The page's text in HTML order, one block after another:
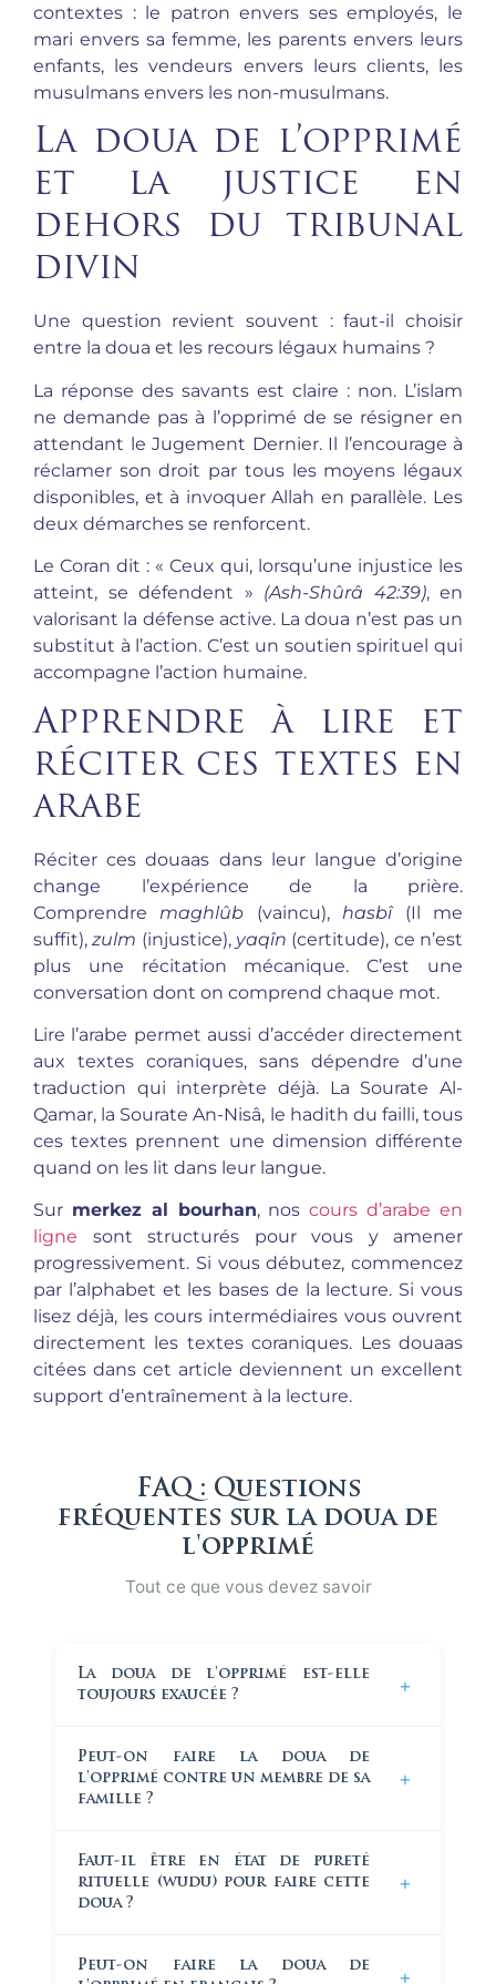
contextes : le patron envers ses employés, le
mari envers sa femme, les parents envers leurs
enfants, les vendeurs envers leurs clients, les
musulmans envers les non-musulmans.
La doua de l’opprimé
et la justice en
dehors du tribunal
divin
Une question revient souvent : faut-il choisir
entre la doua et les recours légaux humains ?
La réponse des savants est claire : non. L’islam
ne demande pas à l’opprimé de se résigner en
attendant le Jugement Dernier. Il l’encourage à
réclamer son droit par tous les moyens légaux
disponibles, et à invoquer Allah en parallèle. Les
deux démarches se renforcent.
Le Coran dit : « Ceux qui, lorsqu’une injustice les
atteint, se défendent » (Ash-Shûrâ 42:39), en
valorisant la défense active. La doua n’est pas un
substitut à l’action. C’est un soutien spirituel qui
accompagne l’action humaine.
Apprendre à lire et
réciter ces textes en
arabe
Réciter ces douaas dans leur langue d’origine
change l’expérience de la prière.
Comprendre maghlûb (vaincu), hasbî(Il me
suffit),zulm (injustice), yaqîn (certitude), ce n’est
plus une récitation mécanique. C’est une
conversation dont on comprend chaque mot.
Lire l’arabe permet aussi d’accéder directement
aux textes coraniques, sans dépendre d’une
traduction qui interprète déjà. La Sourate Al-
Qamar, la Sourate An-Nisâ, le hadith du failli, tous
ces textes prennent une dimension différente
quand on les lit dans leur langue.
Sur merkez al bourhan, noscours d’arabe en
ligne sont structurés pour vous y amener
progressivement. Si vous débutez, commencez
par l’alphabet et les bases de la lecture. Si vous
lisez déjà, les cours intermédiaires vous ouvrent
directement les textes coraniques. Les douaas
citées dans cet article deviennent un excellent
support d’entraînement à la lecture.
FAQ : Questions
fréquentes sur la doua de
l'opprimé
Tout ce que vous devez savoir
La doua de l'opprimé est-elle
toujours exaucée ?
+
délai appartiennent à Allah : réponse immédiate,
détournement d'un mal équivalent, ou
garantie.
Peut-on faire la doua de
l'opprimé contre un membre de sa
famille ?
+
familiale. Certains savants rapportent que
l'invocation d'un parent contre son enfant injuste
Faut-il être en état de pureté
rituelle (wudu) pour faire cette
doua ?
+
pureté rituelle est recommandée pour l'étiquette
Peut-on faire la doua de
+